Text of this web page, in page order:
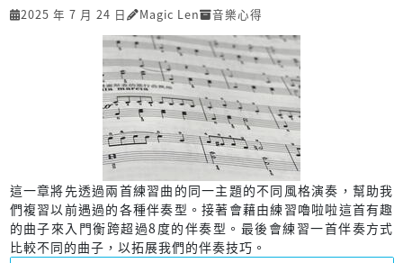
2025 年 7 月 24 日 Magic Len 音樂心得
這一章將先透過兩首練習曲的同一主題的不同風格演奏，幫助我
們複習以前遇過的各種伴奏型。接著會藉由練習嚕啦啦這首有趣
的曲子來入門衡跨超過8度的伴奏型。最後會練習一首伴奏方式
比較不同的曲子，以拓展我們的伴奏技巧。